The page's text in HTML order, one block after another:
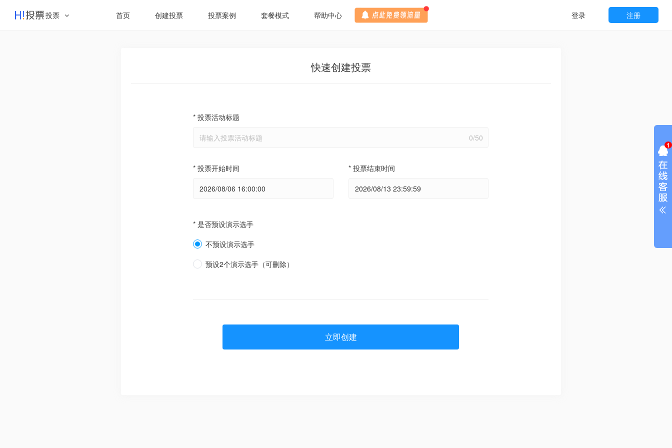
投票 首页 创建投票 投票案例 套餐模式 帮助中心 登录 注册
快速创建投票
* 投票活动标题
0/50
* 投票开始时间 * 投票结束时间
* 是否预设演示选手
不预设演示选手
预设2个演示选手（可删除）
立即创建
1